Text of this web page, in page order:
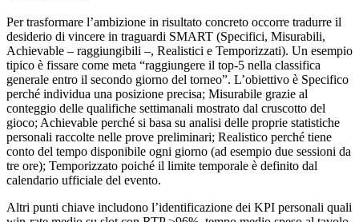
Per trasformare l’ambizione in risultato concreto occorre tradurre il
desiderio di vincere in traguardi SMART (Specifici, Misurabili,
Achievable – raggiungibili –, Realistici e Temporizzati). Un esempio
tipico è fissare come meta “raggiungere il top‑5 nella classifica
generale entro il secondo giorno del torneo”. L’obiettivo è Specifico
perché individua una posizione precisa; Misurabile grazie al
conteggio delle qualifiche settimanali mostrato dal cruscotto del
gioco; Achievable perché si basa su analisi delle proprie statistiche
personali raccolte nelle prove preliminari; Realistico perché tiene
conto del tempo disponibile ogni giorno (ad esempio due sessioni da
tre ore); Temporizzato poiché il limite temporale è definito dal
calendario ufficiale del evento.
Altri punti chiave includono l’identificazione dei KPI personali quali